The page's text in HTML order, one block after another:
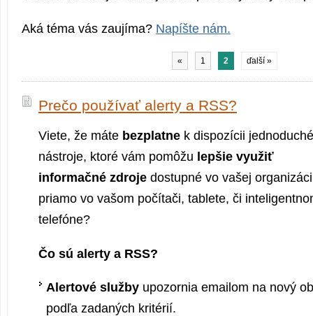
Aká téma vás zaujíma? Napíšte nám.
« 1 2 ďalší »
Prečo používať alerty a RSS?
Viete, že máte bezplatne k dispozícii jednoduché
nástroje, ktoré vám pomôžu lepšie využiť
informačné zdroje dostupné vo vašej
priamo vo vašom počítači, tablete, či
telefóne?
Čo sú alerty a RSS?
Alertové službyupozornia emailom na nový
podľa zadaných kritérií.